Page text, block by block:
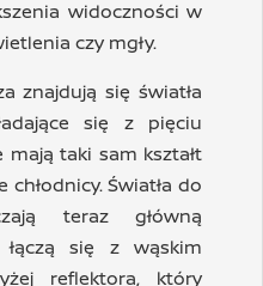
widoczności w
czy mgły.
znajdują się światła
się z pięciu
mają taki sam kształt
chłodnicy. Światła do
teraz główną
się z wąskim
reflektora, który